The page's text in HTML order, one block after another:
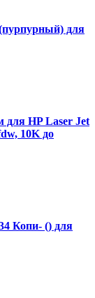
для
для HP Laser Jet
10K до
Копи- () для